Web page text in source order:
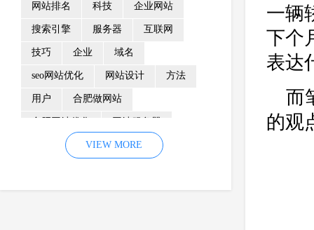
网站排名 科技 企业网站
搜索引擎 服务器 互联网
技巧 企业 域名
seo网站优化 网站设计 方法
用户 合肥做网站
优化 网站降权
企业网站建设 效果 页面
VIEW MORE
一辆
下个
表达
而
的观